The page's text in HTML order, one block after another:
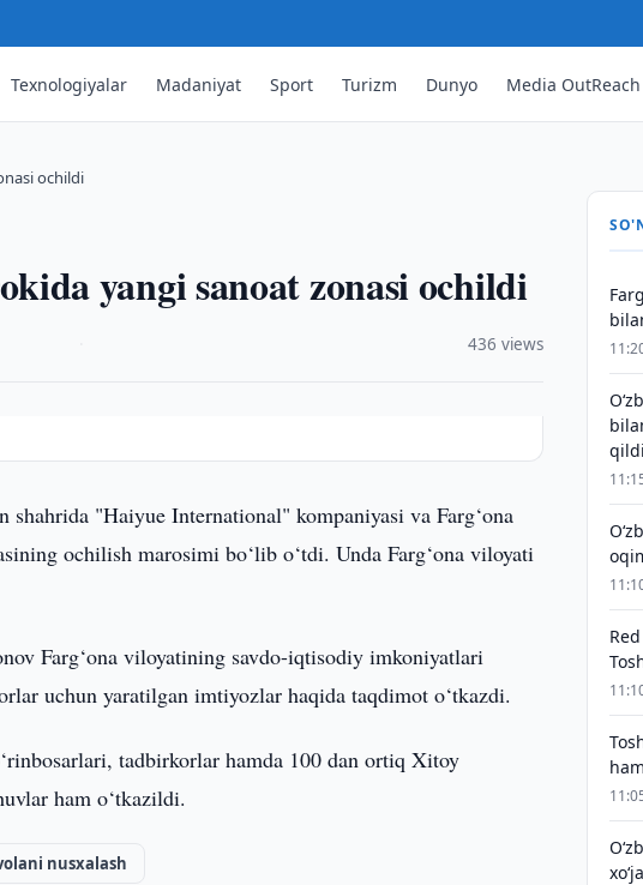
Texnologiyalar Madaniyat Sport Turizm Dunyo Media
ochildi
yangi sanoat zonasi ochildi
436 views
shahrida "Haiyue International" kompaniyasi va Farg‘ona
ochilish marosimi bo‘lib o‘tdi. Unda Farg‘ona viloyati
Farg‘ona viloyatining savdo-iqtisodiy imkoniyatlari
uchun yaratilgan imtiyozlar haqida taqdimot o‘tkazdi.
tadbirkorlar hamda 100 dan ortiq Xitoy
ham o‘tkazildi.
nusxalash
qildi